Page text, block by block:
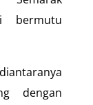
bermutu
dengan